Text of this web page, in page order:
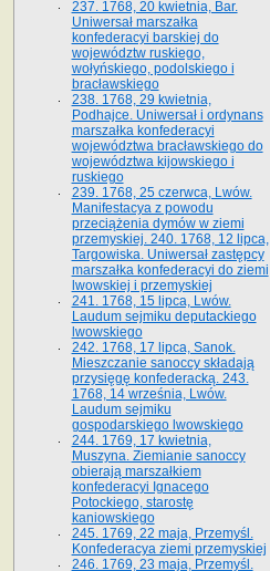
237. 1768, 20 kwietnia, Bar.
Uniwersał marszałka
konfederacyi barskiej do
województw ruskiego,
wołyńskiego, podolskiego i
bracławskiego
238. 1768, 29 kwietnia,
Podhajce. Uniwersał i ordynans
marszałka konfederacyi
województwa bracławskiego do
wo­jewództwa kijowskiego i
ruskiego
239. 1768, 25 czerwca, Lwów.
Manifestacya z powodu
przeciążenia dymów w ziemi
przemyskiej. 240. 1768, 12 lipca,
Targowiska. Uniwersał zastępcy
marszałka konfederacyi do ziemi
lwowskiej i przemyskiej
241. 1768, 15 lipca, Lwów.
Laudum sejmiku deputackiego
lwowskiego
242. 1768, 17 lipca, Sanok.
Mieszczanie sanoccy składają
przysięgę konfederacką. 243.
1768, 14 września, Lwów.
Laudum sejmiku
gospodarskiego lwowskiego
244. 1769, 17 kwietnia,
Muszyna. Ziemianie sanoccy
obierają marszałkiem
konfederacyi Ignacego
Potockiego, starostę
kaniowskiego
245. 1769, 22 maja, Przemyśl.
Konfederacya ziemi przemyskiej
246. 1769, 23 maja, Przemyśl.